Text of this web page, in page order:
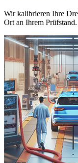
Wir kalibrieren Ihre
Ort an Ihrem Prüfstand.